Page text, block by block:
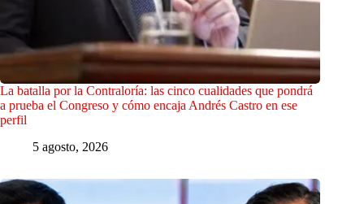
La batalla por la Contraloría: las cinco cualidades que pondrá
a prueba el Congreso y cómo encaja Andrés Castro en ese
perfil
5 agosto, 2026